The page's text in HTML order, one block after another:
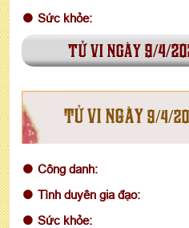
Sức khỏe:
tử vi ngày 9/4/
TỬ VI NGÀY 9/4/
Công danh:
Tình duyên gia đạo:
Sức khỏe: